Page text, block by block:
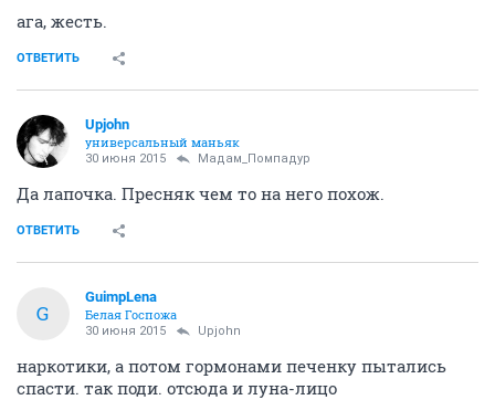
ага, жесть.
ОТВЕТИТЬ
Upjohn
универсальный маньяк
30 июня 2015 Мадам_Помпадур
Да лапочка. Пресняк чем то на него похож.
ОТВЕТИТЬ
G
GuimpLena
Белая Госпожа
30 июня 2015 Upjohn
наркотики, а потом гормонами печенку пытались
спасти. так поди. отсюда и луна-лицо